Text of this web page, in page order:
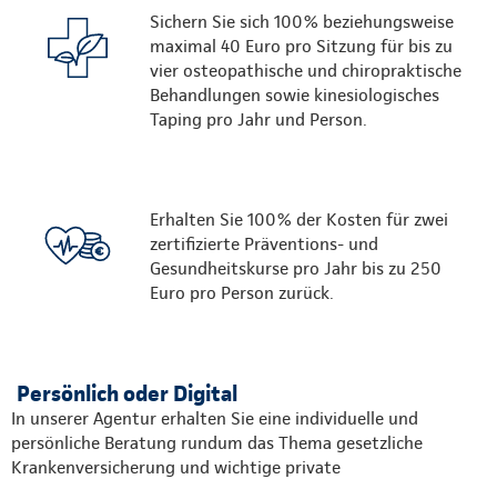
Sichern Sie sich 100% beziehungsweise
maximal 40 Euro pro Sitzung für bis zu
vier osteopathische und chiropraktische
Behandlungen sowie kinesiologisches
Taping pro Jahr und Person.
Erhalten Sie 100% der Kosten für zwei
zertifizierte Präventions- und
Gesundheitskurse pro Jahr bis zu 250
Euro pro Person zurück.
Persönlich oder Digital
In unserer Agentur erhalten Sie eine individuelle und
persönliche Beratung rundum das Thema gesetzliche
Krankenversicherung und wichtige private